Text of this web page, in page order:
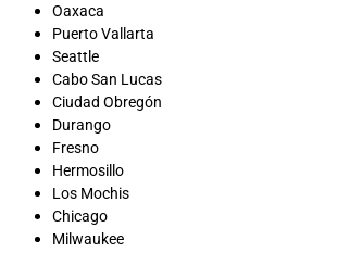
Oaxaca
Puerto Vallarta
Seattle
Cabo San Lucas
Ciudad Obregón
Durango
Fresno
Hermosillo
Los Mochis
Chicago
Milwaukee